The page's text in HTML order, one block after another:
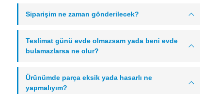
Siparişim ne zaman gönderilecek?
Teslimat günü evde olmazsam yada beni evde
bulamazlarsa ne olur?
Ürünümde parça eksik yada hasarlı ne
yapmalıyım?